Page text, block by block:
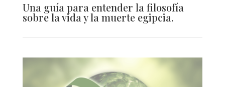
Una guía para entender la filosofía
sobre la vida y la muerte egipcia.